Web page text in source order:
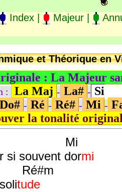
Index | Majeur |
et Théorique en
: La Majeur
: La Maj - La# - Si
Do# - Ré - Ré# - Mi -
la tonalité
Mi
si souvent dormi
tude